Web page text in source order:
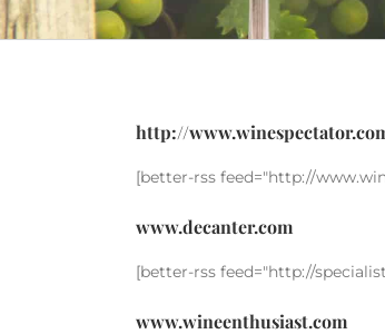
http://
[better-rss feed="http://
www.decanter.com
[better-rss feed="http://
www.wineenthusiast.com